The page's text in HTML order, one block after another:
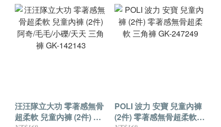
汪汪隊立大功 零著感無骨
超柔軟 兒童內褲 (2件) 阿
POLI 波力 安寶 兒童內褲
(2件) 零著感無骨超柔軟